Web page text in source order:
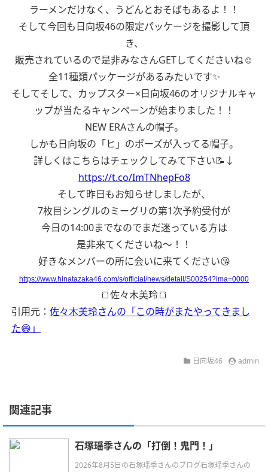
ラーメンだけなく、うどんとおそばもあるよ！！
そして今回も日向坂46の限定パッケージを撮影して頂
き、
販売されているので是非みなさんGETしてくださいね☺️
全11種類パッケージがあるみたいです✨
そしてそして、カップスター×日向坂46のオリジナルキャ
ップが当たるキャンペーンが始まりました！！
NEW ERAさんの帽子。
しかも日向坂の「ヒ」のポーズが入ってる帽子。
詳しくはこちらはチェックしてみて下さい📝↓
https://t.co/ImTNhepFo8
そして昨日もお知らせしましたが、
7枚目シングルのミーグリの第1次予約受付が
今日の14:00までなのでまだ迷っている方は
是非来てくださいね〜！！
好きなメンバーの所に会いに来てください😘
https://www.hinatazaka46.com/s/official/news/detail/S00254?ima=0000
🍞佐々木美玲🍞
引用元： 佐々木美玲さんの「この時がまたやってきまし
た😄」
日向坂46 admin
関連記事
石塚瑶季さんの「打倒！鬼門！」
2026年8月5日の石塚瑶季さんのブログ石塚瑶季さんの